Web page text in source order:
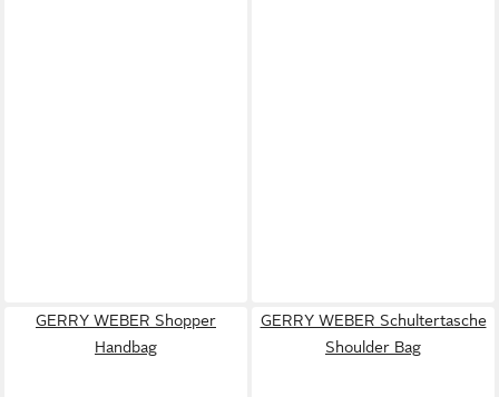
GERRY WEBER Shopper
Handbag
GERRY WEBER Schultertasche
Shoulder Bag